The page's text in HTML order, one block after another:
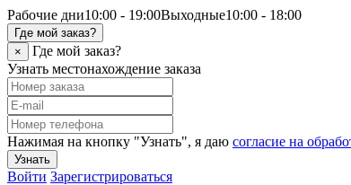
Рабочие дни10:00 - 19:00Выходные10:00 - 18:00
Где мой заказ?
×
Где мой заказ?
Узнать местонахождение заказа
Нажимая на кнопку "Узнать", я даю согласие на
Узнать
Войти Зарегистрироваться